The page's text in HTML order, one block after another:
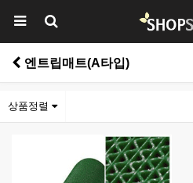
엔트립매트(A타입)
상품정렬